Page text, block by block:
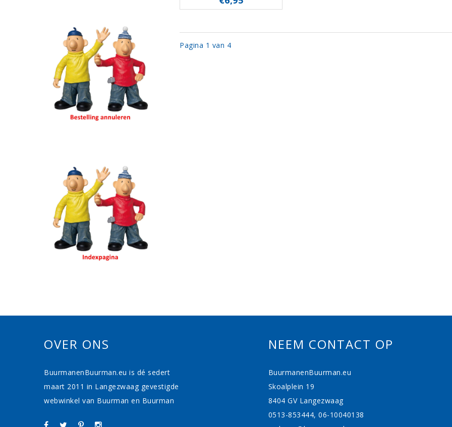
Pagina 1 van 4
OVER ONS
BuurmanenBuurman.eu is dé sedert
maart 2011 in Langezwaag gevestigde
webwinkel van Buurman en Buurman
NEEM CONTACT OP
BuurmanenBuurman.eu
Skoalplein 19
8404 GV Langezwaag
0513-853444, 06-10040138